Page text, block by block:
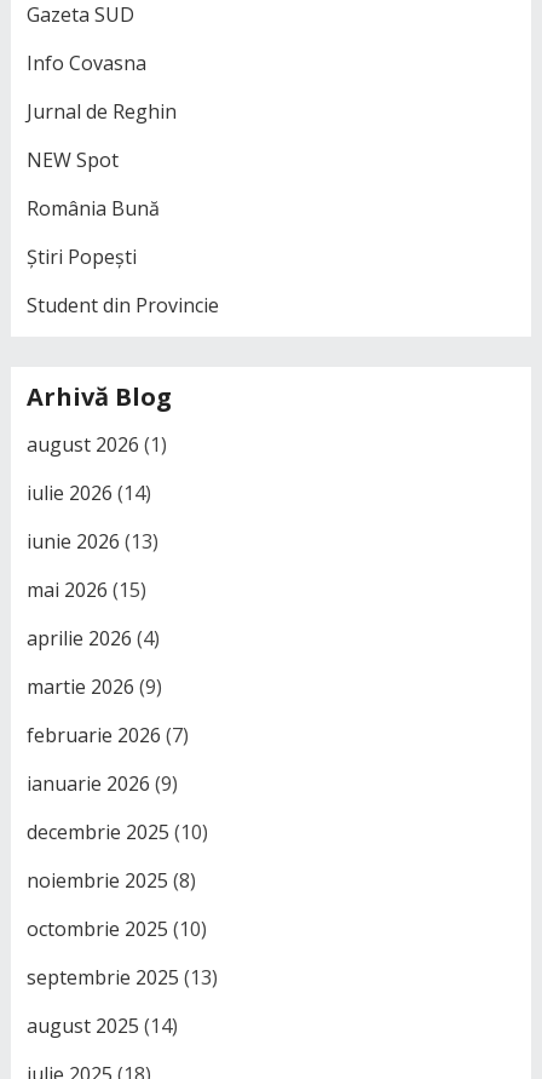
Gazeta SUD
Info Covasna
Jurnal de Reghin
NEW Spot
România Bună
Știri Popești
Student din Provincie
Arhivă Blog
august 2026 (1)
iulie 2026 (14)
iunie 2026 (13)
mai 2026 (15)
aprilie 2026 (4)
martie 2026 (9)
februarie 2026 (7)
ianuarie 2026 (9)
decembrie 2025 (10)
noiembrie 2025 (8)
octombrie 2025 (10)
septembrie 2025 (13)
august 2025 (14)